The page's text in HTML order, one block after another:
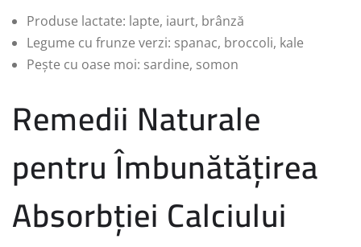
Produse lactate: lapte, iaurt, brânză
Legume cu frunze verzi: spanac, broccoli, kale
Pește cu oase moi: sardine, somon
Remedii Naturale
pentru Îmbunătățirea
Absorbției Calciului